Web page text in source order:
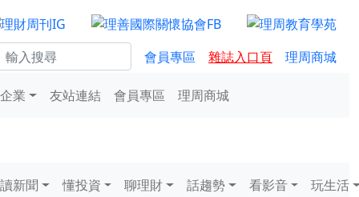
會員專區 雜誌入口頁 理周商城
業 友站連結 會員專區 理周商城
讀新聞 懂投資 聊理財 話趨勢 看影音 玩生活